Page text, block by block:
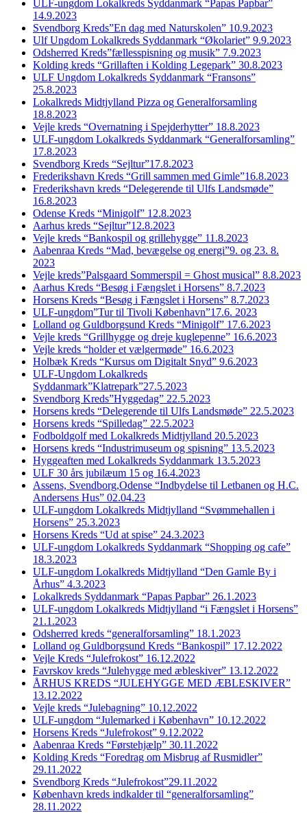
ULF-ungdom Lokalkreds Syddanmark “Papas Papbar”
14.9.2023
Svendborg Kreds”En dag med Naturskolen” 10.9.2023
Ulf Ungdom Lokalkreds Syddanmark “Økolariet” 9.9.2023
Odsherred Kreds”fællesspisning og musik” 7.9.2023
Kolding kreds “Grillaften i Kolding Legepark” 30.8.2023
ULF Ungdom Lokalkreds Syddanmark “Fransons”
25.8.2023
Lokalkreds Midtjylland Pizza og Generalforsamling
18.8.2023
Vejle kreds “Overnatning i Spejderhytter” 18.8.2023
ULF-ungdom Lokalkreds Syddanmark “Generalforsamling”
17.8.2023
Svendborg Kreds “Sejltur”17.8.2023
Frederikshavn Kreds “Grill sammen med Gimle”16.8.2023
Frederikshavn kreds “Delegerende til Ulfs Landsmøde”
16.8.2023
Odense Kreds “Minigolf” 12.8.2023
Aarhus kreds “Sejltur”12.8.2023
Vejle kreds “Bankospil og grillehygge” 11.8.2023
Aabenraa Kreds “Mad, bevægelse og energi”9. og 23. 8.
2023
Vejle kreds”Palsgaard Sommerspil = Ghost musical” 8.8.2023
Aarhus Kreds “Besøg i Fængslet i Horsens” 8.7.2023
Horsens Kreds “Besøg i Fængslet i Horsens” 8.7.2023
ULF-ungdom”Tur til Tivoli København”17.6. 2023
Lolland og Guldborgsund Kreds “Minigolf” 17.6.2023
Vejle kreds “Grillhygge og dreje kuglepenne” 16.6.2023
Vejle kreds “holder et vælgermøde” 16.6.2023
Holbæk Kreds “Kursus om Digitalt Snyd” 9.6.2023
ULF-Ungdom Lokalkreds
Syddanmark”Klatrepark”27.5.2023
Svendborg Kreds”Hyggedag” 22.5.2023
Horsens kreds “Delegerende til Ulfs Landsmøde” 22.5.2023
Horsens kreds “Spilledag” 22.5.2023
Fodboldgolf med Lokalkreds Midtjylland 20.5.2023
Horsens kreds “Industrimuseum og spisning” 13.5.2023
Hyggeaften med Lokalkreds Syddanmark 13.5.2023
ULF 30 års jubilæum 15 og 16.4.2023
Assens, Svendborg,Odense “Indbydelse til Letbanen og H.C.
Andersens Hus” 02.04.23
ULF-ungdom Lokalkreds Midtjylland “Svømmehallen i
Horsens” 25.3.2023
Horsens Kreds “Ud at spise” 24.3.2023
ULF-ungdom Lokalkreds Syddanmark “Shopping og cafe”
18.3.2023
ULF-ungdom Lokalkreds Midtjylland “Den Gamle By i
Århus” 4.3.2023
Lokalkreds Syddanmark “Papas Papbar” 26.1.2023
ULF-ungdom Lokalkreds Midtjylland “i Fængslet i Horsens”
21.1.2023
Odsherred kreds “generalforsamling” 18.1.2023
Lolland og Guldborgsund Kreds “Bankospil” 17.12.2022
Vejle Kreds “Julefrokost” 16.12.2022
Favrskov kreds “Julehygge med æbleskiver” 13.12.2022
ÅRHUS KREDS “JULEHYGGE MED ÆBLESKIVER”
13.12.2022
Vejle kreds “Julebagning” 10.12.2022
ULF-ungdom “Julemarked i København” 10.12.2022
Horsens Kreds “Julefrokost” 9.12.2022
Aabenraa Kreds “Førstehjælp” 30.11.2022
Kolding Kreds “Foredrag om Misbrug af Rusmidler”
29.11.2022
Svendborg Kreds “Julefrokost”29.11.2022
København kreds indkalder til “generalforsamling”
28.11.2022